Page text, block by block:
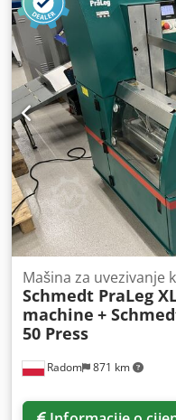
Radom 871 km
Mašina za uvezivanje
Schmedt PraLeg
machine +
50 Press